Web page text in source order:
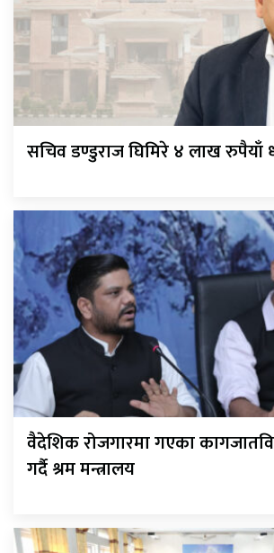
सचिव डण्डुराज घिमिरे ४ लाख रुपैयाँ
वैदेशिक रोजगारमा गएका
गर्दै श्रम मन्त्रालय